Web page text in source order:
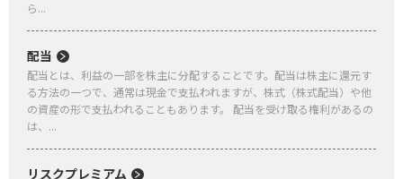
ら...
配当
配当とは、利益の一部を株主に分配することです。配当は株主に還元す
る方法の一つで、通常は現金で支払われますが、株式（株式配当）や他
の資産の形で支払われることもあります。 配当を受け取る権利があるの
は、...
リスクプレミアム